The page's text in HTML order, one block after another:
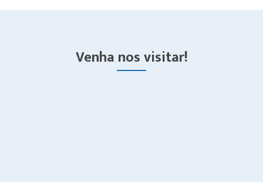
Venha nos visitar!